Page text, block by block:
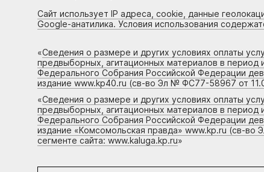
Сайт использует IP адреса, cookie, данные
Google-анатилика. Условия использования
«Сведения о размере и других условиях оплаты
предвыборных, агитационных материалов в
Федерального Собрания Российской Федерации
издание www.kp40.ru (св-во Эл № ФС77-58967 от
«Сведения о размере и других условиях оплаты
предвыборных, агитационных материалов в
Федерального Собрания Российской Федерации
издание «Комсомольская правда» www.kp.ru (св-
сегменте сайта: www.kaluga.kp.ru»